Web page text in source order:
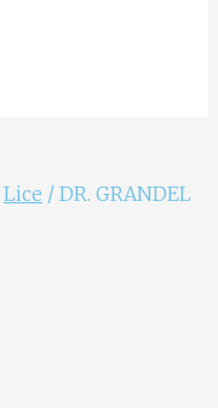
Lice / DR. GRANDEL